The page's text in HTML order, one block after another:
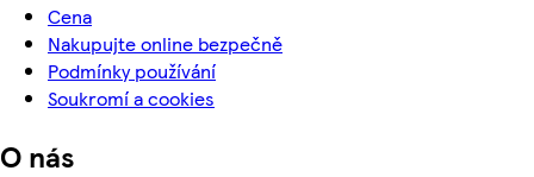
Cena
Nakupujte online bezpečně
Podmínky používání
Soukromí a cookies
O nás